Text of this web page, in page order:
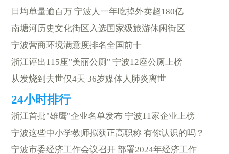
日均单量逾百万 宁波人一年吃掉外卖超180亿
南塘河历史文化街区入选国家级旅游休闲街区
宁波营商环境满意度排名全国前十
浙江评出115座"美丽公厕" 宁波12座公厕上榜
从发烧到去世仅4天 36岁媒体人肺炎离世
浙江首批"雄鹰"企业名单发布 宁波11家企业上榜
宁波这些中小学教师拟获正高职称 有你认识的吗？
宁波市委经济工作会议召开 部署2024年经济工作